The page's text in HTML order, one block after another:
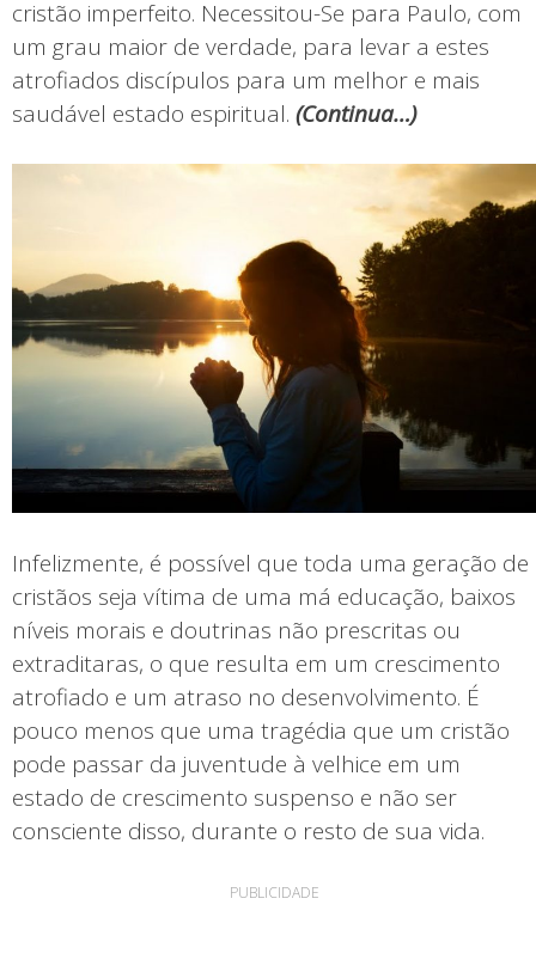
cristão imperfeito. Necessitou-Se para Paulo, com
um grau maior de verdade, para levar a estes
atrofiados discípulos para um melhor e mais
saudável estado espiritual. (Continua…)
Infelizmente, é possível que toda uma geração de
cristãos seja vítima de uma má educação, baixos
níveis morais e doutrinas não prescritas ou
extraditaras, o que resulta em um crescimento
atrofiado e um atraso no desenvolvimento. É
pouco menos que uma tragédia que um cristão
pode passar da juventude à velhice em um
estado de crescimento suspenso e não ser
consciente disso, durante o resto de sua vida.
PUBLICIDADE